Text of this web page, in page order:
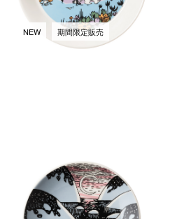
NEW 期間限定販売
ムーミンズデイ 2026 ミニプレ
ート（2021）
￥1,650 (税込)